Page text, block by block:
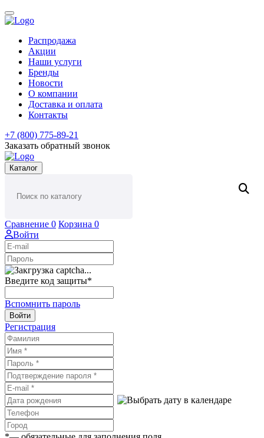
Распродажа
Акции
Наши услуги
Бренды
Новости
О компании
Доставка и оплата
Контакты
+7 (800) 775-89-21
Заказать обратный звонок
Каталог
Сравнение 0 Корзина 0
Войти
Введите код защиты*
Вспомнить пароль
Войти
Регистрация